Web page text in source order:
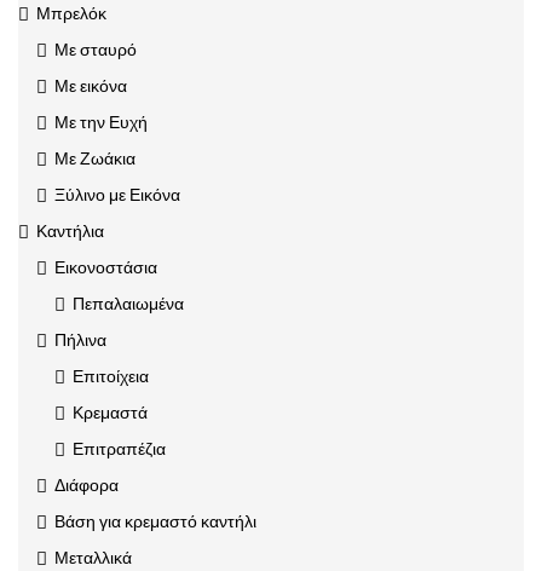
Μπρελόκ
Με σταυρό
Με εικόνα
Με την Ευχή
Με Ζωάκια
Ξύλινο με Εικόνα
Καντήλια
Εικονοστάσια
Πεπαλαιωμένα
Πήλινα
Επιτοίχεια
Κρεμαστά
Επιτραπέζια
Διάφορα
Βάση για κρεμαστό καντήλι
Μεταλλικά